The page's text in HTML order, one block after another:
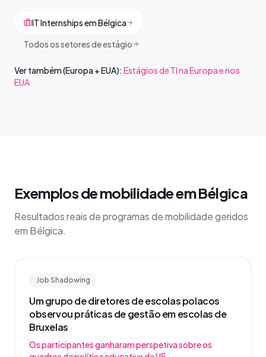
IT Internships em Bélgica
Todos os setores de estágio
Ver também (Europa + EUA): Estágios de TI na Europa e nos
EUA
Exemplos de mobilidade em Bélgica
Resultados reais de programas de mobilidade geridos
em Bélgica.
Job Shadowing
Um grupo de diretores de escolas polacos
observou práticas de gestão em escolas de
Bruxelas
Os participantes ganharam perspetiva sobre os